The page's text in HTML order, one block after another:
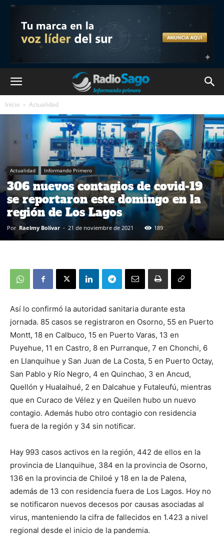
Inicio Actualidad
Actualidad Informando Primero
306 nuevos contagios de covid-19
se reportaron este domingo en la
región de Los Lagos
Por Raelmy Bolivar - 21 de noviembre de 2021 189
Así lo confirmó la autoridad sanitaria durante esta
jornada. 85 casos se registraron en Osorno, 55 en Puerto
Montt, 18 en Calbuco, 15 en Puerto Varas, 13 en
Puyehue, 11 en Castro, 8 en Purranque, 7 en Chonchi, 6
en Llanquihue y San Juan de La Costa, 5 en Puerto Octay,
San Pablo y Río Negro, 4 en Quinchao, 3 en Ancud,
Quellón y Hualaihué, 2 en Dalcahue y Futaleufú, mientras
que en Curaco de Vélez y en Queilen hubo un nuevo
contagio. Además hubo otro contagio con residencia
fuera de la región y 34 sin notificar.
Hay 993 casos activos en la región, 442 de ellos en la
provincia de Llanquihue, 384 en la provincia de Osorno,
136 en la provincia de Chiloé y 18 en la de Palena,
además de 13 con residencia fuera de Los Lagos. Hoy no
se notificaron nuevos decesos por causas asociadas al
virus, manteniendo la cifra de fallecidos en 1.423 a nivel
regional desde el inicio de la pandemia.